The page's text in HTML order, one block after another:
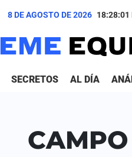
8 DE AGOSTO DE 2026 18:28:01
SECRETOS AL DÍA
CAMPO